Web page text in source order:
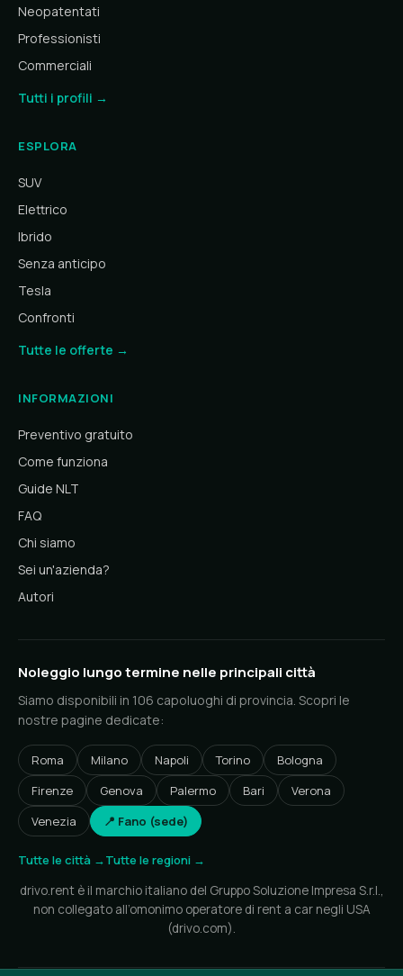
Neopatentati
Professionisti
Commerciali
Tutti i profili →
ESPLORA
SUV
Elettrico
Ibrido
Senza anticipo
Tesla
Confronti
Tutte le offerte →
INFORMAZIONI
Preventivo gratuito
Come funziona
Guide NLT
FAQ
Chi siamo
Sei un'azienda?
Autori
Noleggio lungo termine nelle principali città
Siamo disponibili in 106 capoluoghi di provincia. Scopri le
nostre pagine dedicate:
Roma Milano Napoli Torino
Bologna
Firenze
Genova Palermo Bari
Verona
Venezia
📍 Fano (sede)
Tutte le città →Tutte le regioni →
drivo.rent è il marchio italiano del Gruppo Soluzione Impresa S.r.l.,
non collegato all’omonimo operatore di rent a car negli USA
(drivo.com).